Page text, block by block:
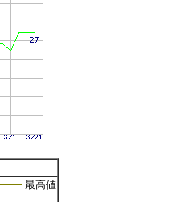
最高値